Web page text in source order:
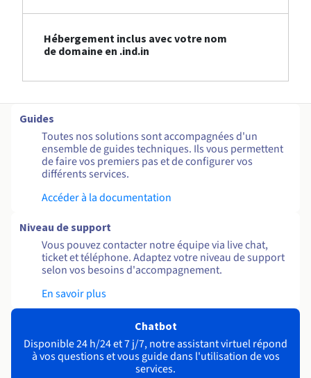
Hébergement inclus avec votre nom
de domaine en .ind.in
Guides
Toutes nos solutions sont accompagnées d'un
ensemble de guides techniques. Ils vous permettent
de faire vos premiers pas et de configurer vos
différents services.
Accéder à la documentation
Niveau de support
Vous pouvez contacter notre équipe via live chat,
ticket et téléphone. Adaptez votre niveau de support
selon vos besoins d'accompagnement.
En savoir plus
Chatbot
Disponible 24 h/24 et 7 j/7, notre assistant virtuel répond
à vos questions et vous guide dans l'utilisation de vos
services.